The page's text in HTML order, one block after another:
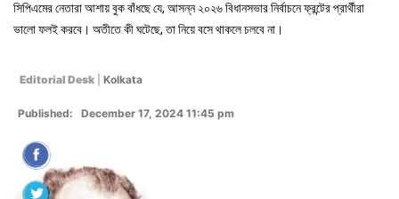
সিপিএমের নেতারা আশায় বুক বাঁধছে যে, আসন্ন ২০২৬ বিধানসভার নির্বাচনে ফ্রন্টের প্রার্থীরা
ভালো ফলই করবে। অতীতে কী ঘটেছে, তা নিয়ে বসে থাকলে চলবে না।
Editorial Desk Kolkata
Published: December 17, 2024 11:45 pm